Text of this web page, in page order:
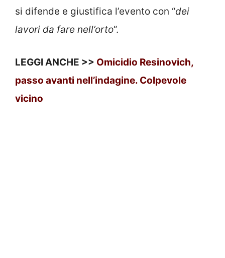
si difende e giustifica l’evento con “dei
lavori da fare nell’orto“.
LEGGI ANCHE >> Omicidio Resinovich,
passo avanti nell’indagine. Colpevole
vicino